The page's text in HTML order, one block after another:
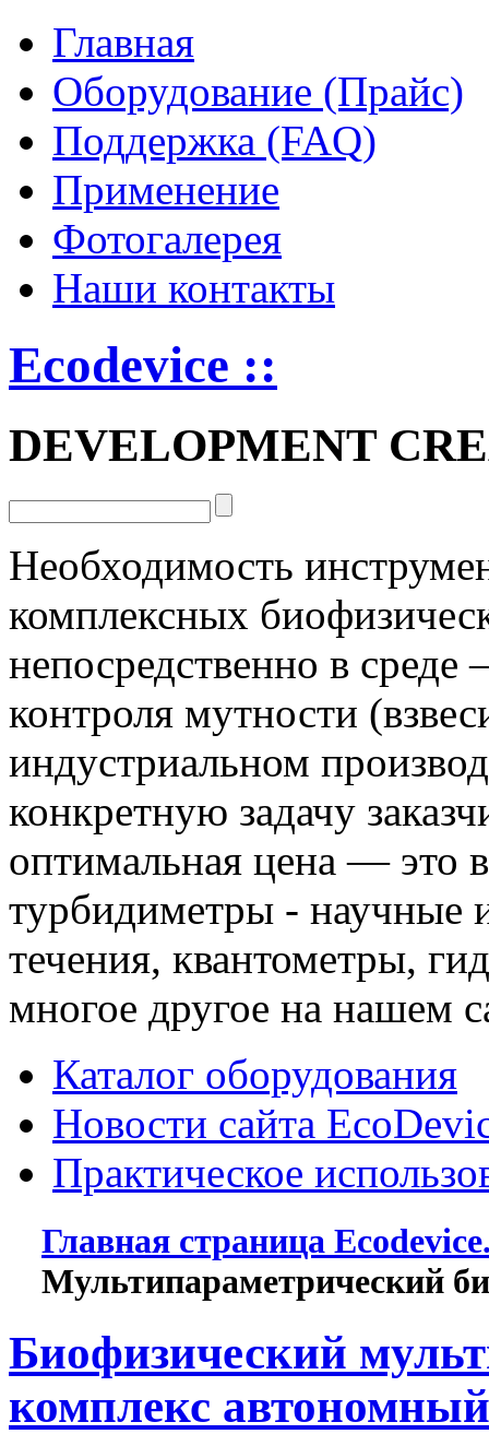
Главная
Оборудование (Прайс)
Поддержка (FAQ)
Применение
Фотогалерея
Наши контакты
Ecodevice ::
DEVELOPMENT
Необходимость
комплексных
непосредственно в
контроля мутности
индустриальном
конкретную задачу
оптимальная цена — это
турбидиметры - научные
течения, квантометры,
многое другое на нашем
Каталог оборудования
Новости сайта
Практическое
Главная страница
Мультипараметрический
Биофизический
комплекс